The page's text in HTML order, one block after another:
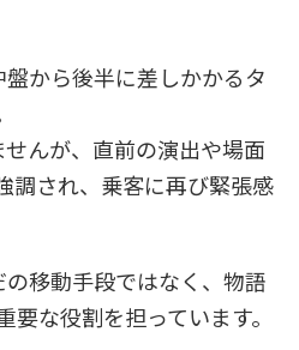
から後半に差しかかるタ
んが、直前の演出や場面
調され、乗客に再び緊張感
移動手段ではなく、物語
な役割を担っています。